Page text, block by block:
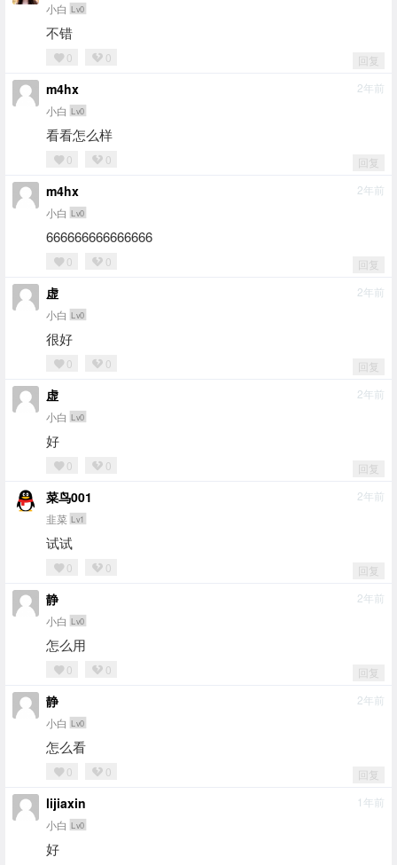
小白 Lv0
不错
0 0 回复
m4hx
小白 Lv0
2年前
看看怎么样
0 0 回复
m4hx
小白 Lv0
2年前
666666666666666
0 0 回复
虚
小白 Lv0
2年前
很好
0 0 回复
虚
小白 Lv0
2年前
好
0 0 回复
菜鸟001
韭菜 Lv1
2年前
试试
0 0 回复
静
小白 Lv0
2年前
怎么用
0 0 回复
静
小白 Lv0
2年前
怎么看
0 0 回复
lijiaxin
小白 Lv0
1年前
好